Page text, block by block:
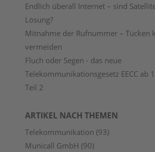
Endlich überall Internet – sind
Lösung?
Mitnahme der Rufnummer – Tücken
vermeiden
Fluch oder Segen - das neue
Telekommunikationsgesetz EECC ab
Teil 2
ARTIKEL NACH THEMEN
Telekommunikation (93)
Municall GmbH (90)